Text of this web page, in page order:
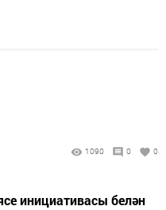
1090 0 0
инициативасы белән